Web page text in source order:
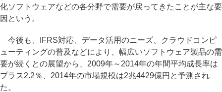
化ソフトウェアなどの各分野で需要が戻ってきたことが主な要
因という。
今後も、IFRS対応、データ活用のニーズ、クラウドコンピ
ューティングの普及などにより、幅広いソフトウェア製品の需
要が続くとの展望から、2009年～2014年の年間平均成長率は
プラス2.2％、2014年の市場規模は2兆4429億円と予測され
た。